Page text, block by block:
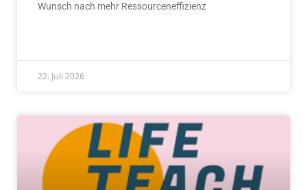
Wunsch nach mehr Ressourceneffizienz
22. Juli 2026